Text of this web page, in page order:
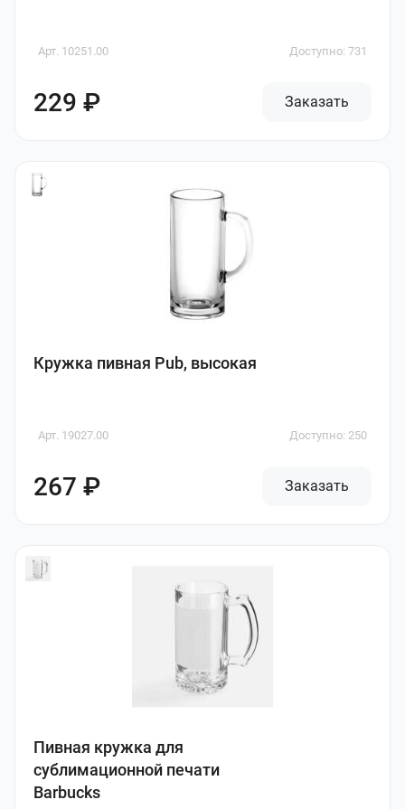
Арт. 10251.00 Доступно: 731
229 ₽ Заказать
Кружка пивная Pub, высокая
Арт. 19027.00 Доступно: 250
267 ₽ Заказать
Пивная кружка для
сублимационной печати
Barbucks